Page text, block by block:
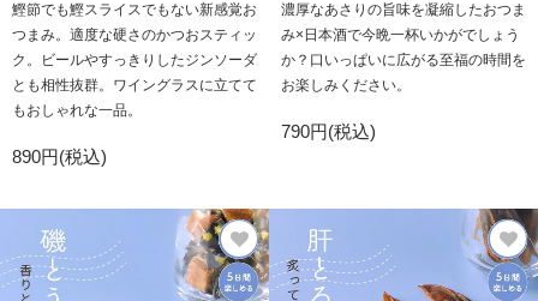
鰹節でも鰹スライスでもない新感覚お
つまみ。適度な硬さのかつおスティッ
ク。ビールやすっきりしたジンソーダ
とも相性抜群。ワイングラスに立てて
もおしゃれな一品。
890円(税込)
濃厚なあさりの旨味を凝縮したおつま
み×日本酒で今晩一杯いかがでしょう
か？口いっぱいに広がる至福の時間を
お楽しみください。
790円(税込)